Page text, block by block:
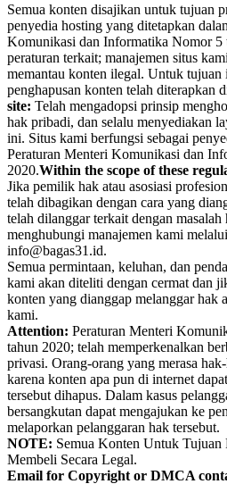
Semua konten disajikan untuk tujuan
penyedia hosting yang ditetapkan
Komunikasi dan Informatika Nomor 5
peraturan terkait; manajemen situs
memantau konten ilegal. Untuk tujuan
penghapusan konten telah diterapkan
site: Telah mengadopsi prinsip
hak pribadi, dan selalu menyediakan
ini. Situs kami berfungsi sebagai
Peraturan Menteri Komunikasi dan
2020.Within the scope of these
Jika pemilik hak atau asosiasi
telah dibagikan dengan cara yang
telah dilanggar terkait dengan
menghubungi manajemen kami
info@bagas31.id.
Semua permintaan, keluhan, dan
kami akan diteliti dengan cermat dan
konten yang dianggap melanggar hak
kami.
Attention: Peraturan Menteri
tahun 2020; telah memperkenalkan
privasi. Orang-orang yang merasa
karena konten apa pun di internet
tersebut dihapus. Dalam kasus
bersangkutan dapat mengajukan ke
melaporkan pelanggaran hak tersebut.
NOTE: Semua Konten Untuk
Membeli Secara Legal.
Email for Copyright or DMCA